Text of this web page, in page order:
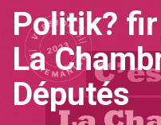
Politik?
La
Députés